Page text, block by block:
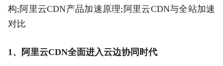
构;阿里云CDN产品加速原理;阿里云CDN与全站加速
对比
1、阿里云CDN全面进入云边协同时代